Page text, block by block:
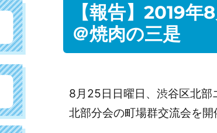
【報告】2019
＠焼肉の三是
8月25日日曜日、渋谷区北部
北部分会の町場群交流会を開